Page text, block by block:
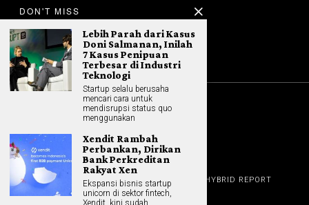
All rights reserved. Hybrid.co.id
HOME
GADGET
REVIEW
GAME NEWS AI (NEW TECH)
HYBRID REPORT
HYBRID LIFESTYLE
HOME APPLIANCES
ABOUT
CONTACT
DON'T MISS
Lebih Parah dari Kasus
Doni Salmanan, Inilah
7 Kasus Penipuan
Terbesar di Industri
Teknologi
Startup selalu berusaha
mencari cara untuk
mendisrupsi status quo
menggunakan
Xendit Rambah
Perbankan, Dirikan
Bank Perkreditan
Rakyat Xen
Ekspansi bisnis startup
unicorn di sektor fintech,
Xendit, kini sudah